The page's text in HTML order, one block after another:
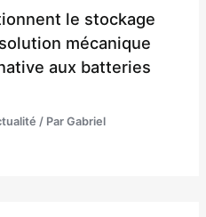
le stockage
mécanique
aux batteries
/ ParGabriel